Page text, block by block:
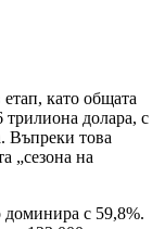
като общата
трилиона долара, с
Въпреки това
„сезона на
доминира с 59,8%.